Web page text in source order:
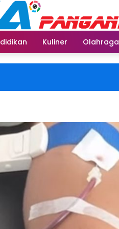
Kuliner Olahraga